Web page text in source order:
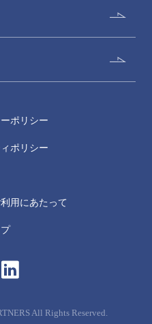
ポリシー
ポリシー
用にあたって
All Rights Reserved.